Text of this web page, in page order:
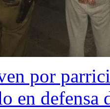
por
en defensa